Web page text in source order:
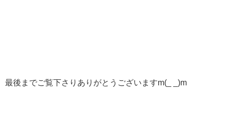
最後までご覧下さりありがとうございますm(_ _)m